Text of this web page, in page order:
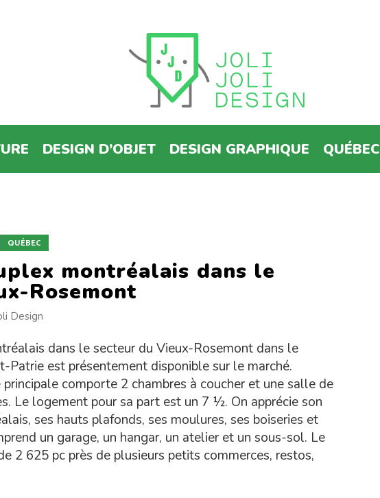
DESIGN D’OBJET DESIGN GRAPHIQUE QUÉBEC
QUÉBEC
montréalais dans le
Rosemont
Design
dans le secteur du Vieux-Rosemont dans le
est présentement disponible sur le marché.
comporte 2 chambres à coucher et une salle de
Le logement pour sa part est un 7 ½. On apprécie son
ses hauts plafonds, ses moulures, ses boiseries et
un garage, un hangar, un atelier et un sous-sol. Le
2 625 pc près de plusieurs petits commerces, restos,